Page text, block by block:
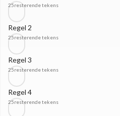
25resterende tekens
Regel 2
25resterende tekens
Regel 3
25resterende tekens
Regel 4
25resterende tekens